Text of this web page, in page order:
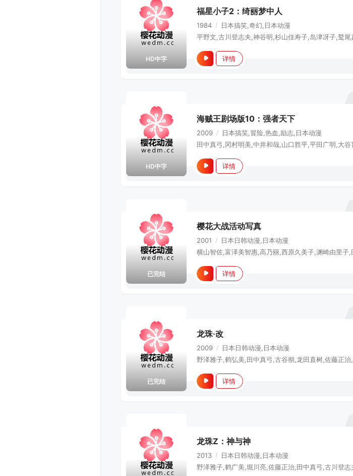
HD中字
福星小子2：绮丽梦中人
1984 / 日本搞笑,奇幻,日本动漫
详情
HD中字
海贼王剧场版10：强者天下
2009 / 日本搞笑,冒险,热血,励志,日本动漫
详情
已完结
樱花大战活动写真
2001 / 日本日韩动漫,日本动漫
详情
已完结
龙珠·改
2009 / 日本日韩动漫,日本动漫
详情
龙珠Z：神与神
2013 / 日本日韩动漫,日本动漫